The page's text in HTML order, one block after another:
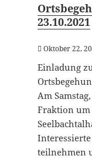
23.10.2021
Oktober 22,
Einladung
Am
Fraktion um
teilnehmen